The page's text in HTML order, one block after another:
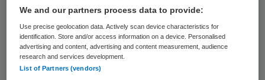
Theaterhotel De Oranjerie.
Het hotel is helemaal ingericht voor de
opvang van coronapatiënten die “te goed”
We and our partners process data to provide:
Use precise geolocation data. Actively scan device characteristics for
identification. Store and/or access information on a device. Personalised
advertising and content, advertising and content measurement, audience
research and services development.
List of Partners (vendors)